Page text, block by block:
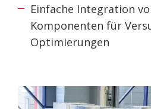
Einfache Integration
Komponenten für
Optimierungen